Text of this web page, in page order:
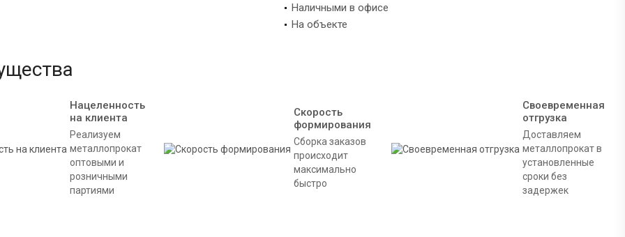
Наличными в офисе
На объекте
Нацеленность
на клиента
Реализуем
металлопрокат
оптовыми и
розничными
партиями
Скорость
формирования
Сборка заказов
происходит
максимально
быстро
Своевременная
отгрузка
Доставляем
металлопрокат в
установленные
сроки без
задержек